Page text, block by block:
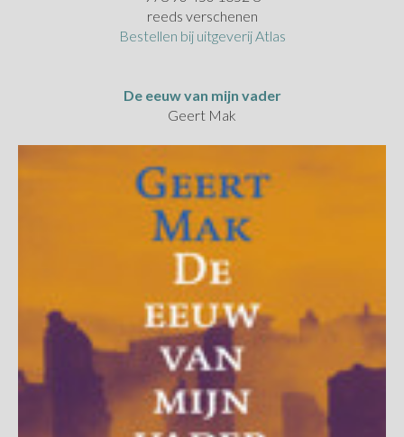
reeds verschenen
Bestellen bij uitgeverij Atlas
De eeuw van mijn vader
Geert Mak